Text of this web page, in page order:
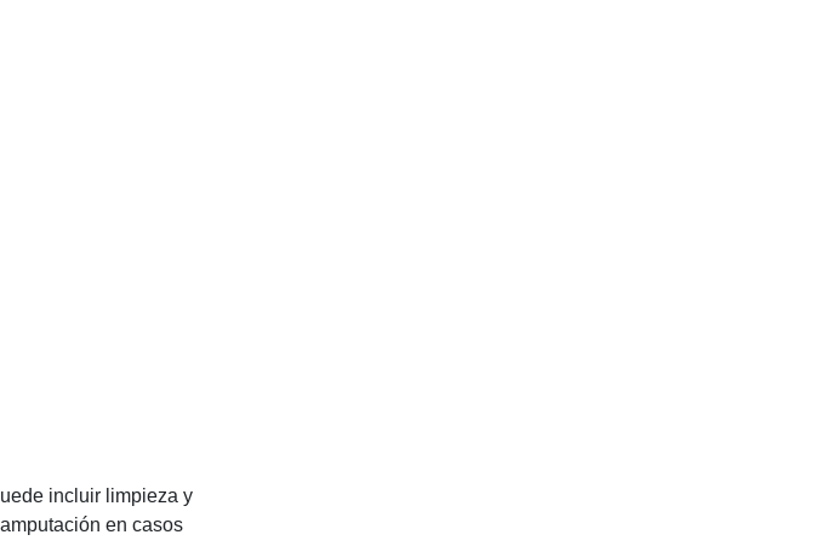
incluir limpieza y
en casos